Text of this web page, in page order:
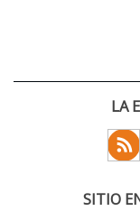
LA
SITIO